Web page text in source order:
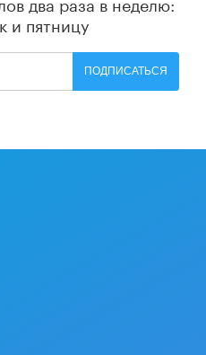
и пятницу
ПОДПИСАТЬСЯ